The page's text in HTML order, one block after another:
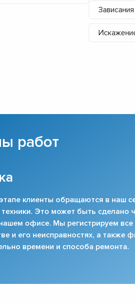
Зависания
работ
клиенты обращаются в наш
Это может быть сделано
офисе. Мы регистрируем
и его неисправностях, а также
времени и способа ремонта.